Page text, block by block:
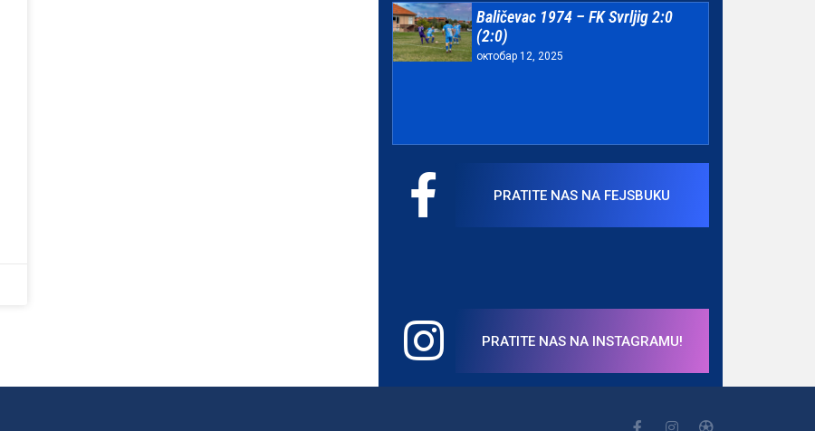
Baličevac 1974 – FK Svrljig 2:0
(2:0)
октобар 12, 2025
PRATITE NAS NA FEJSBUKU
PRATITE NAS NA INSTAGRAMU!